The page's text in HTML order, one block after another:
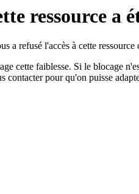
ressource a
a refusé l'accès à cette
cette faiblesse. Si le blocage
contacter pour qu'on puisse